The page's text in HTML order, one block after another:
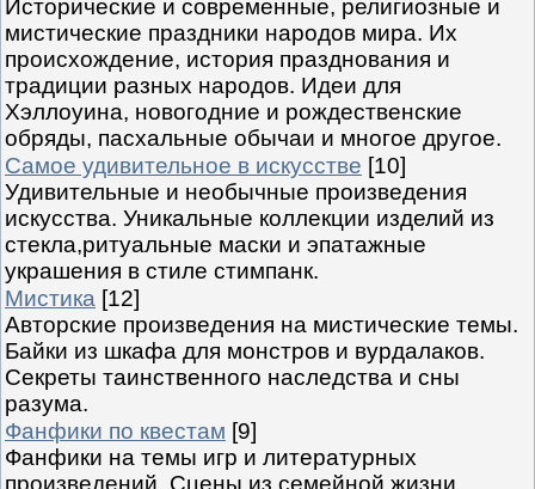
Исторические и современные, религиозные и
мистические праздники народов мира. Их
происхождение, история празднования и
традиции разных народов. Идеи для
Хэллоуина, новогодние и рождественские
обряды, пасхальные обычаи и многое другое.
Самое удивительное в искусстве [10]
Удивительные и необычные произведения
искусства. Уникальные коллекции изделий из
стекла,ритуальные маски и эпатажные
украшения в стиле стимпанк.
Мистика [12]
Авторские произведения на мистические темы.
Байки из шкафа для монстров и вурдалаков.
Секреты таинственного наследства и сны
разума.
Фанфики по квестам [9]
Фанфики на темы игр и литературных
произведений. Сцены из семейной жизни